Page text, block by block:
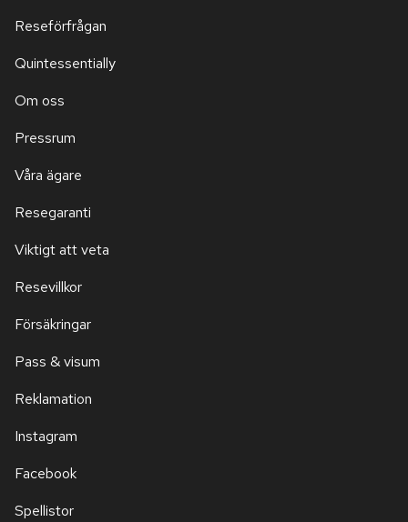
Reseförfrågan
Quintessentially
Om oss
Pressrum
Våra ägare
Resegaranti
Viktigt att veta
Resevillkor
Försäkringar
Pass & visum
Reklamation
Instagram
Facebook
Spellistor